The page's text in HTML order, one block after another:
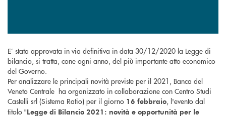
E’ stata approvata in via definitiva in data 30/12/2020 la Legge di
bilancio, si tratta, cone ogni anno, del più importante atto economico
del Governo.
Per analizzare le principali novità previste per il 2021, Banca del
Veneto Centrale ha organizzato in collaborazione con Centro Studi
Castelli srl (Sistema Ratio) per il giorno 16 febbraio, l'evento dal
titolo "Legge di Bilancio 2021: novità e opportunità per le